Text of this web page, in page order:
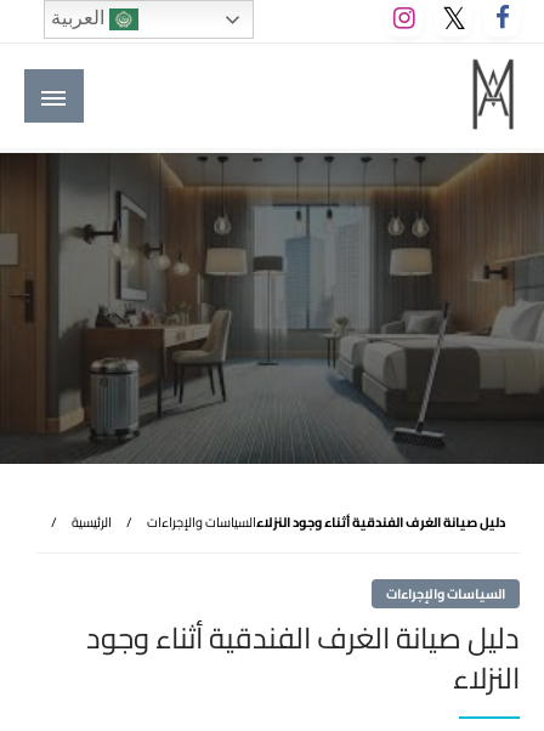
التخطي
إلى
المحتوى
M A hotels | إم ايه هوتيلز
الموقع الأول للعاملين في الفنادق في العالم العربي
الرئيسية السياسات والإجراءاتدليل صيانة الغرف الفندقية أثناء وجود النزلاء
السياسات والإجراءات
دليل صيانة الغرف الفندقية أثناء وجود
النزلاء
العربية